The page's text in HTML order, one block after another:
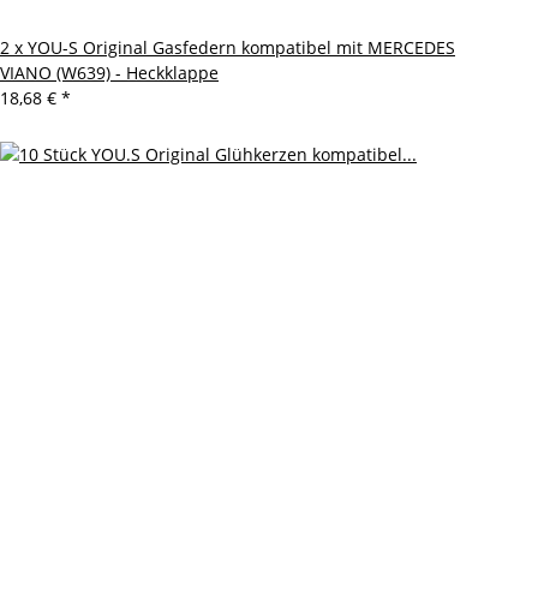
2 x YOU-S Original Gasfedern kompatibel mit MERCEDES
VIANO (W639) - Heckklappe
18,68 € *